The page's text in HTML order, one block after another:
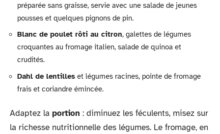
préparée sans graisse, servie avec une salade de jeunes
pousses et quelques pignons de pin.
Blanc de poulet rôti au citron, galettes de légumes
croquantes au fromage italien, salade de quinoa et
crudités.
Dahl de lentilles et légumes racines, pointe de fromage
frais et coriandre émincée.
Adaptez la portion : diminuez les féculents, misez sur
la richesse nutritionnelle des légumes. Le fromage, en